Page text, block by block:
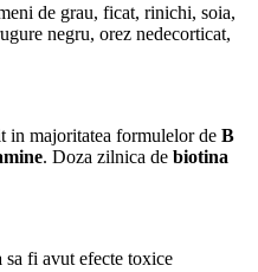
de grau, ficat, rinichi, soia,
negru, orez nedecorticat,
in majoritatea formulelor de B
. Doza zilnica de biotina
sa fi avut efecte toxice